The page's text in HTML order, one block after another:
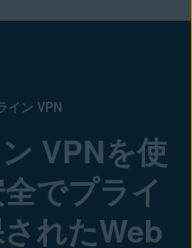
イン VPN
VPNを使
でプライ
れたWeb